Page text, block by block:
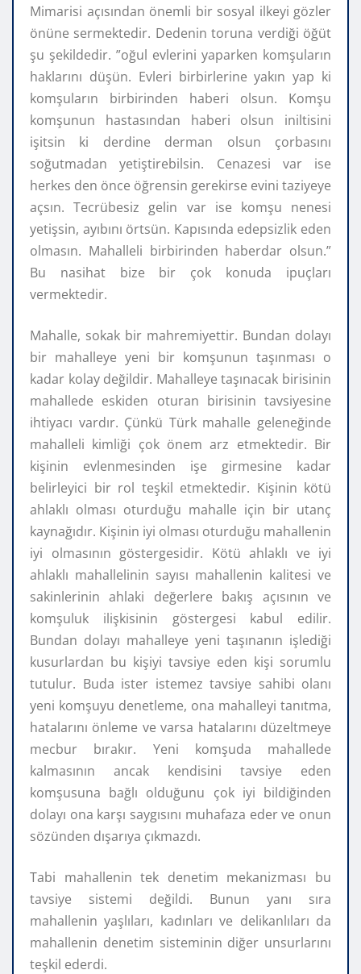
Mimarisi açısından önemli bir sosyal ilkeyi gözler
önüne sermektedir. Dedenin toruna verdiği öğüt
şu şekildedir. ”oğul evlerini yaparken komşuların
haklarını düşün. Evleri birbirlerine yakın yap ki
komşuların birbirinden haberi olsun. Komşu
komşunun hastasından haberi olsun iniltisini
işitsin ki derdine derman olsun çorbasını
soğutmadan yetiştirebilsin. Cenazesi var ise
herkes den önce öğrensin gerekirse evini taziyeye
açsın. Tecrübesiz gelin var ise komşu nenesi
yetişsin, ayıbını örtsün. Kapısında edepsizlik eden
olmasın. Mahalleli birbirinden haberdar olsun.”
Bu nasihat bize bir çok konuda ipuçları
vermektedir.
Mahalle, sokak bir mahremiyettir. Bundan dolayı
bir mahalleye yeni bir komşunun taşınması o
kadar kolay değildir. Mahalleye taşınacak birisinin
mahallede eskiden oturan birisinin tavsiyesine
ihtiyacı vardır. Çünkü Türk mahalle geleneğinde
mahalleli kimliği çok önem arz etmektedir. Bir
kişinin evlenmesinden işe girmesine kadar
belirleyici bir rol teşkil etmektedir. Kişinin kötü
ahlaklı olması oturduğu mahalle için bir utanç
kaynağıdır. Kişinin iyi olması oturduğu mahallenin
iyi olmasının göstergesidir. Kötü ahlaklı ve iyi
ahlaklı mahallelinin sayısı mahallenin kalitesi ve
sakinlerinin ahlaki değerlere bakış açısının ve
komşuluk ilişkisinin göstergesi kabul edilir.
Bundan dolayı mahalleye yeni taşınanın işlediği
kusurlardan bu kişiyi tavsiye eden kişi sorumlu
tutulur. Buda ister istemez tavsiye sahibi olanı
yeni komşuyu denetleme, ona mahalleyi tanıtma,
hatalarını önleme ve varsa hatalarını düzeltmeye
mecbur bırakır. Yeni komşuda mahallede
kalmasının ancak kendisini tavsiye eden
komşusuna bağlı olduğunu çok iyi bildiğinden
dolayı ona karşı saygısını muhafaza eder ve onun
sözünden dışarıya çıkmazdı.
Tabi mahallenin tek denetim mekanizması bu
tavsiye sistemi değildi. Bunun yanı sıra
mahallenin yaşlıları, kadınları ve delikanlıları da
mahallenin denetim sisteminin diğer unsurlarını
teşkil ederdi.